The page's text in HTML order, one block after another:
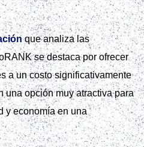
que analiza las
se destaca por ofrecer
a un costo significativamente
una opción muy atractiva para
y economía en una